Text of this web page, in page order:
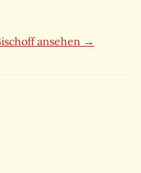
ansehen →